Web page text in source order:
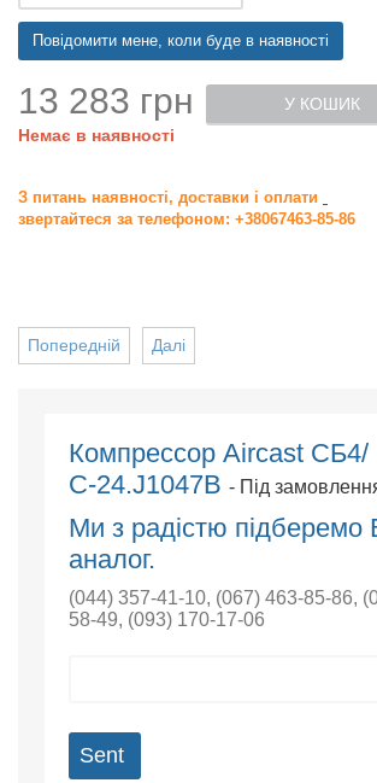
Повідомити мене, коли буде в наявності
13 283 грн
Немає в наявності
У КОШИК
З питань наявності, доставки і оплати
звертайтеся за телефоном: +38067463-85-86
Далі
Попередній
Компрессор Aircast СБ4/
С-24.J1047B - Під
Ми з радістю підберемо
аналог.
(044) 357-41-10, (067) 463-85-86,
58-49, (093) 170-17-06
Sent